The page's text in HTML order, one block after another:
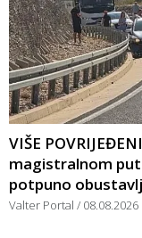
VIŠE
magistralnom
potpuno
Valter Portal 08.08.2026